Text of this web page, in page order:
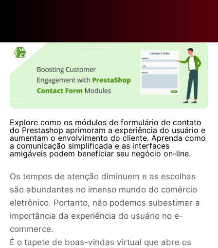
Explore como os módulos de formulário de contato
do Prestashop aprimoram a experiência do usuário e
aumentam o envolvimento do cliente. Aprenda como
a comunicação simplificada e as interfaces
amigáveis ​​podem beneficiar seu negócio on-line.
Os tempos de atenção diminuem e as escolhas
são abundantes no imenso mundo do comércio
eletrônico. Portanto, não podemos subestimar a
importância da experiência do usuário no e-
commerce.
É o tapete de boas-vindas virtual que abre os